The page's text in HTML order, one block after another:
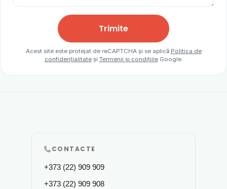
Trimite
Acest site este protejat de reCAPTCHA și se aplică Politica de
confidențialitateși Termenii și condițiileGoogle.
CONTACTE
+373 (22) 909 909
+373 (22) 909 908